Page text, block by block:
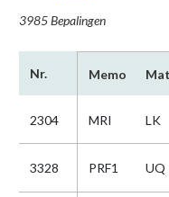
3985 Bepalingen
Nr. Memo
2304 MRI LK
3328 PRF1 UQ